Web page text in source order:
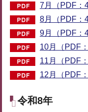
7月（PDF：
8月（PDF：
9月（PDF：
10月（PDF
11月（PDF
12月（PDF
令和8年